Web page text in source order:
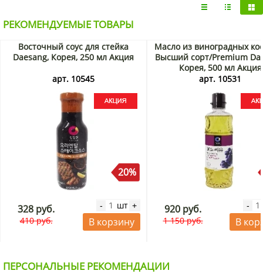
РЕКОМЕНДУЕМЫЕ ТОВАРЫ
Восточный соус для стейка
Daesang, Корея, 250 мл Акция
арт. 10545
20%
328 руб.
410 руб.
- шт +
В корзину
Масло из виноградных
Высший сорт/Premium
Корея, 500 мл Акция
арт. 10531
920 руб.
1 150 руб.
-
В
ПЕРСОНАЛЬНЫЕ РЕКОМЕНДАЦИИ